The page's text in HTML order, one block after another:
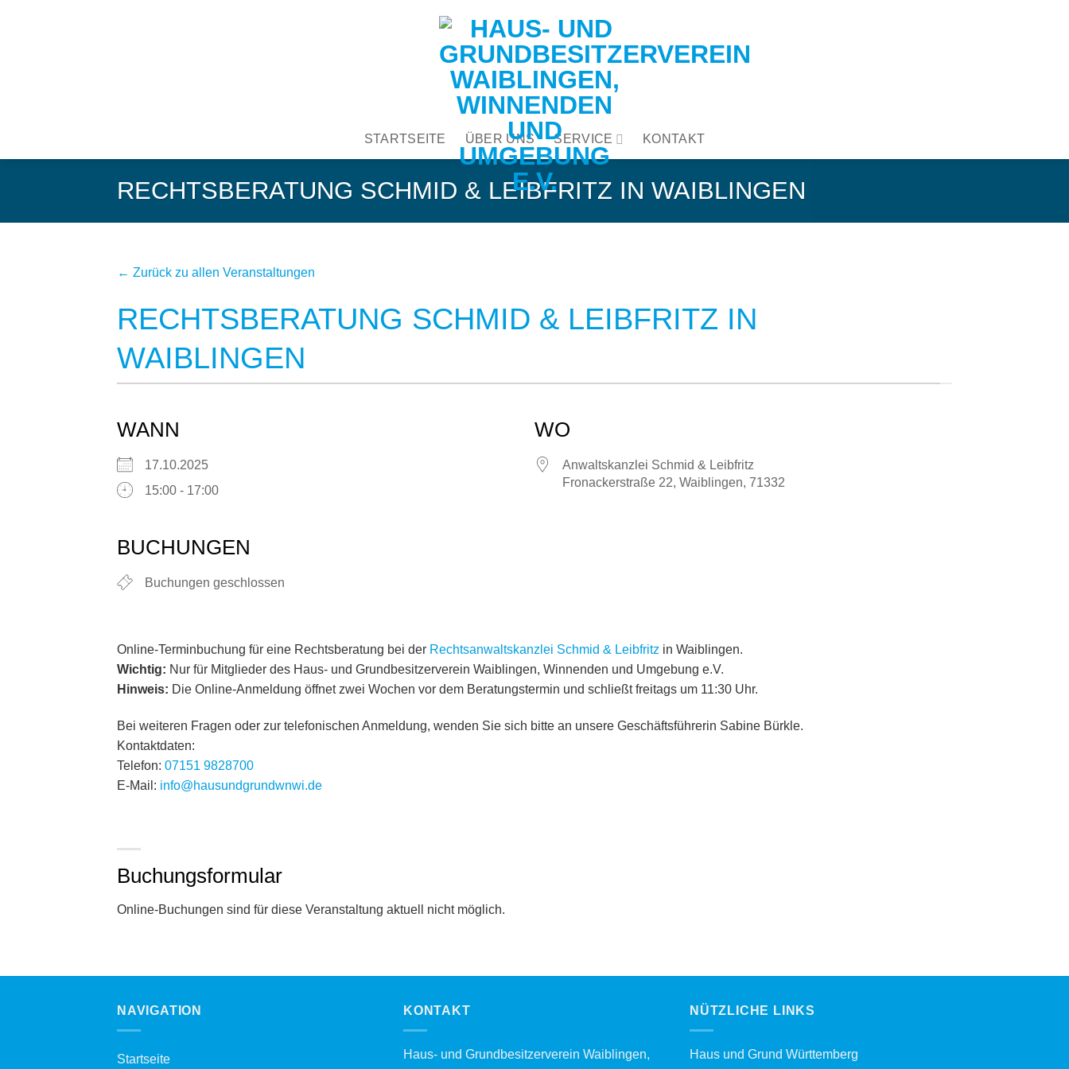
STARTSEITE ÜBER UNS SERVICE KONTAKT
RECHTSBERATUNG SCHMID & LEIBFRITZ IN WAIBLINGEN
← Zurück zu allen Veranstaltungen
RECHTSBERATUNG SCHMID & LEIBFRITZ IN
WAIBLINGEN
WANN
17.10.2025
15:00 - 17:00
BUCHUNGEN
Buchungen geschlossen
WO
Anwaltskanzlei Schmid & Leibfritz
Fronackerstraße 22, Waiblingen, 71332
Online-Terminbuchung für eine Rechtsberatung bei der Rechtsanwaltskanzlei Schmid & Leibfritz in Waiblingen.
Wichtig: Nur für Mitglieder des Haus- und Grundbesitzerverein Waiblingen, Winnenden und Umgebung e.V.
Hinweis: Die Online-Anmeldung öffnet zwei Wochen vor dem Beratungstermin und schließt freitags um 11:30 Uhr.
Bei weiteren Fragen oder zur telefonischen Anmeldung, wenden Sie sich bitte an unsere Geschäftsführerin Sabine Bürkle.
Kontaktdaten:
Telefon: 07151 9828700
E-Mail: info@hausundgrundwnwi.de
Buchungsformular
Online-Buchungen sind für diese Veranstaltung aktuell nicht möglich.
NAVIGATION
Startseite
KONTAKT
Haus- und Grundbesitzerverein Waiblingen,
NÜTZLICHE LINKS
Haus und Grund Württemberg